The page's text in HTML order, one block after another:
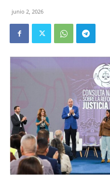
junio 2, 2026